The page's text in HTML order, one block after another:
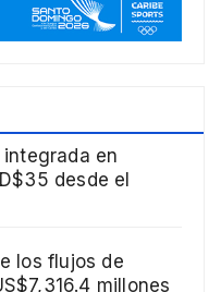
en
desde el
los flujos de
millones